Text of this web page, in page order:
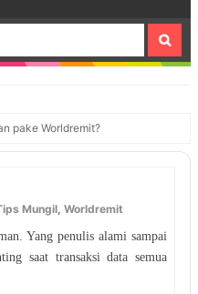
pake Worldremit?
Mungil, Worldremit
Yang penulis alami sampai
saat transaksi data semua